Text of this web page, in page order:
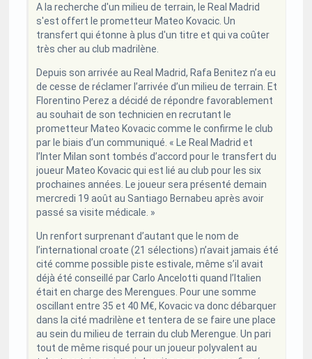
A la recherche d'un milieu de terrain, le Real Madrid
s'est offert le prometteur Mateo Kovacic. Un
transfert qui étonne à plus d'un titre et qui va coûter
très cher au club madrilène.
Depuis son arrivée au Real Madrid, Rafa Benitez n’a eu
de cesse de réclamer l’arrivée d’un milieu de terrain. Et
Florentino Perez a décidé de répondre favorablement
au souhait de son technicien en recrutant le
prometteur Mateo Kovacic comme le confirme le club
par le biais d’un communiqué. « Le Real Madrid et
l’Inter Milan sont tombés d’accord pour le transfert du
joueur Mateo Kovacic qui est lié au club pour les six
prochaines années. Le joueur sera présenté demain
mercredi 19 août au Santiago Bernabeu après avoir
passé sa visite médicale. »
Un renfort surprenant d’autant que le nom de
l’international croate (21 sélections) n’avait jamais été
cité comme possible piste estivale, même s’il avait
déjà été conseillé par Carlo Ancelotti quand l’Italien
était en charge des Merengues. Pour une somme
oscillant entre 35 et 40 M€, Kovacic va donc débarquer
dans la cité madrilène et tentera de se faire une place
au sein du milieu de terrain du club Merengue. Un pari
tout de même risqué pour un joueur polyvalent au